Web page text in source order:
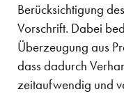
Berücksichtigung
Vorschrift. Dabei
Überzeugung aus
dass dadurch
zeitaufwendig und